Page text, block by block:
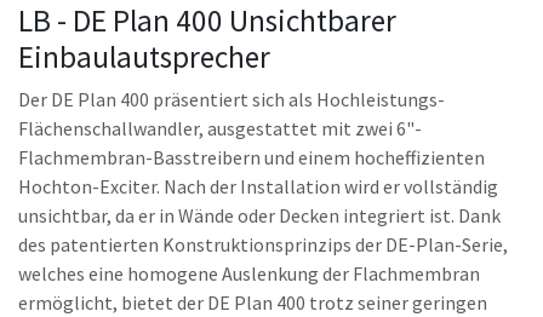
LB - DE Plan 400 Unsichtbarer
Einbaulautsprecher
Der DE Plan 400 präsentiert sich als Hochleistungs-
Flächenschallwandler, ausgestattet mit zwei 6"-
Flachmembran-Basstreibern und einem hocheffizienten
Hochton-Exciter. Nach der Installation wird er vollständig
unsichtbar, da er in Wände oder Decken integriert ist. Dank
des patentierten Konstruktionsprinzips der DE-Plan-Serie,
welches eine homogene Auslenkung der Flachmembran
ermöglicht, bietet der DE Plan 400 trotz seiner geringen